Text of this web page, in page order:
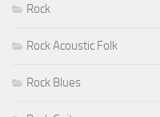
Rock
Rock Acoustic Folk
Rock Blues